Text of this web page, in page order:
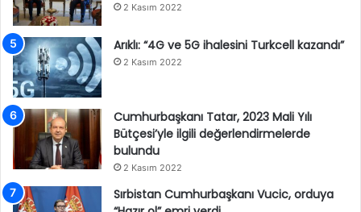
2 Kasım 2022
Arıklı: “4G ve 5G ihalesini Turkcell kazandı”
2 Kasım 2022
Cumhurbaşkanı Tatar, 2023 Mali Yılı
Bütçesi’yle ilgili değerlendirmelerde
bulundu
2 Kasım 2022
Sırbistan Cumhurbaşkanı Vucic, orduya